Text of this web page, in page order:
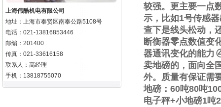
上海伟酷机电有限公司
地址：上海市奉贤区南奉公路5108号
电话：021-13816853446
邮编：201400
传真：021-33616158
联系人：高经理
手机：13818755070
较强。更主要一点
示，比如1号传感
查下是线头松动，
断衡器零点数值变
器通讯变化的能力
卖地磅的，面向全
外。质量有保证需
地磅： 60吨80吨
电子秤+小地磅1吨2